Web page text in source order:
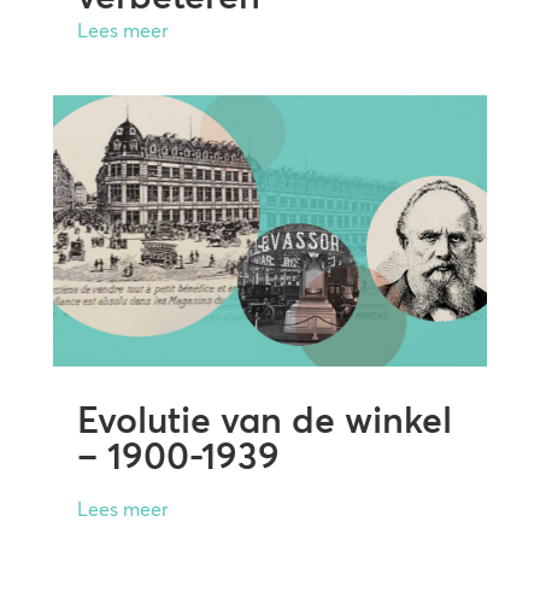
Lees meer
Evolutie van de winkel
– 1900-1939
Lees meer